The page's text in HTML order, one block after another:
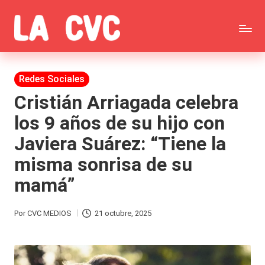
Saltar
al
contenido
C
o
p
u
c
h
a
s
y
ar
Todas
las
noticias
de
la
farándula,
Realitys,
Tierra
Gran
Publicada
en
Redes Sociales
Cristián Arriagada celebra
los 9 años de su hijo con
Javiera Suárez: “Tiene la
misma sonrisa de su
mamá”
Publicado
PorCVC MEDIOS 21 octubre, 2025